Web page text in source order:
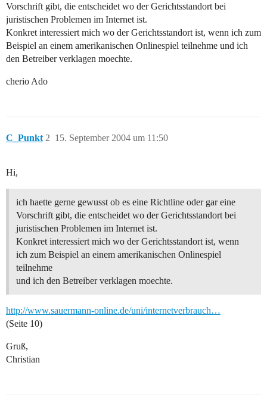
Vorschrift gibt, die entscheidet wo der Gerichtsstandort bei
juristischen Problemen im Internet ist.
Konkret interessiert mich wo der Gerichtsstandort ist, wenn ich zum
Beispiel an einem amerikanischen Onlinespiel teilnehme und ich
den Betreiber verklagen moechte.
cherio Ado
C_Punkt 15. September 2004 um 11:50
2
Hi,
ich haette gerne gewusst ob es eine Richtline oder gar eine
Vorschrift gibt, die entscheidet wo der Gerichtsstandort bei
juristischen Problemen im Internet ist.
Konkret interessiert mich wo der Gerichtsstandort ist, wenn
ich zum Beispiel an einem amerikanischen Onlinespiel
teilnehme
und ich den Betreiber verklagen moechte.
http://www.sauermann-online.de/uni/internetverbrauch…
(Seite 10)
Gruß,
Christian